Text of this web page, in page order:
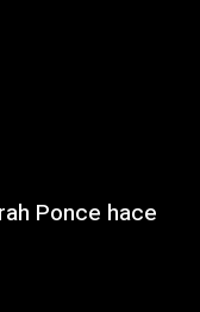
Ponce hace